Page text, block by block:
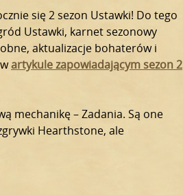
się 2 sezon Ustawki! Do tego
Ustawki, karnet sezonowy
aktualizacje bohaterów i
artykule zapowiadającym sezon 2
mechanikę – Zadania. Są one
Hearthstone, ale